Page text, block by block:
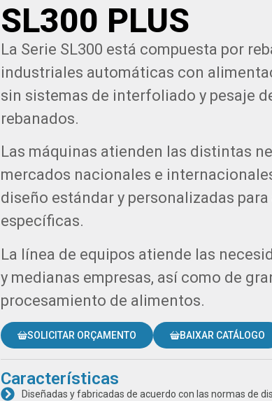
SL300 PLUS
La Serie SL300 está compuesta por
industriales automáticas con
sin sistemas de interfoliado y pesaje
rebanados.
Las máquinas atienden las distintas
mercados nacionales e
diseño estándar y personalizadas
específicas.
La línea de equipos atiende las
y medianas empresas, así como de
procesamiento de alimentos.
SOLICITAR ORÇAMENTO BAIXAR CATÁLOGO
Características
Diseñadas y fabricadas de acuerdo con las normas de